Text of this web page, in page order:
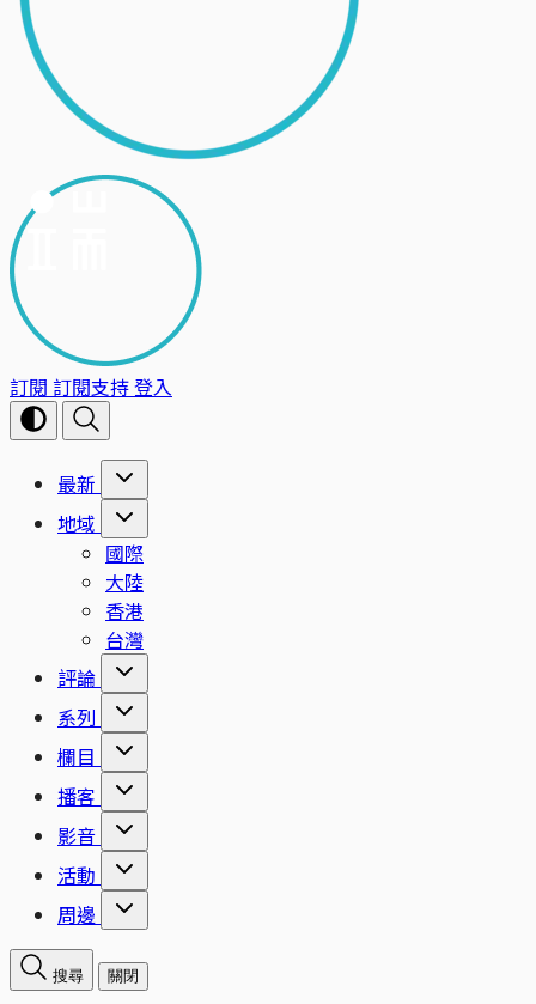
訂閱 訂閱支持登入
最新
地域
國際
大陸
香港
台灣
評論
系列
欄目
播客
影音
活動
周邊
搜尋 關閉